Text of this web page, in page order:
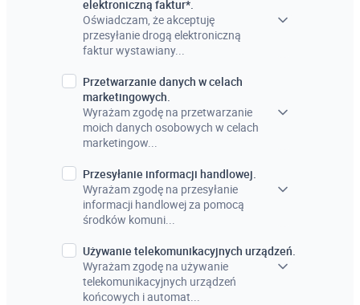
elektroniczną faktur*.
Oświadczam, że akceptuję
przesyłanie drogą elektroniczną
faktur wystawiany...
Przetwarzanie danych w celach
marketingowych.
Wyrażam zgodę na przetwarzanie
moich danych osobowych w celach
marketingow...
Przesyłanie informacji handlowej.
Wyrażam zgodę na przesyłanie
informacji handlowej za pomocą
środków komuni...
Używanie telekomunikacyjnych urządzeń.
Wyrażam zgodę na używanie
telekomunikacyjnych urządzeń
końcowych i automat...